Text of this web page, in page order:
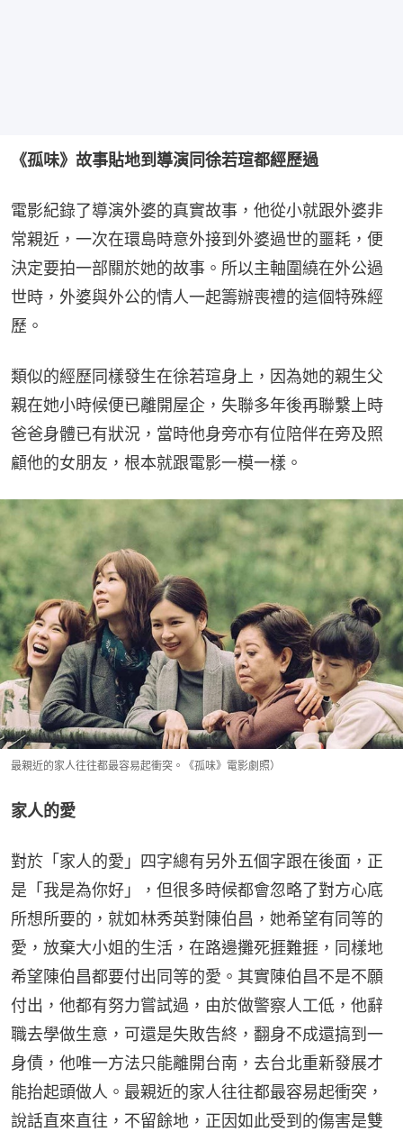
《孤味》故事貼地到導演同徐若瑄都經歷過
電影紀錄了導演外婆的真實故事，他從小就跟外婆非
常親近，一次在環島時意外接到外婆過世的噩耗，便
決定要拍一部關於她的故事。所以主軸圍繞在外公過
世時，外婆與外公的情人一起籌辦喪禮的這個特殊經
歷。
類似的經歷同樣發生在徐若瑄身上，因為她的親生父
親在她小時候便已離開屋企，失聯多年後再聯繫上時
爸爸身體已有狀況，當時他身旁亦有位陪伴在旁及照
顧他的女朋友，根本就跟電影一模一樣。
最親近的家人往往都最容易起衝突。《孤味》電影劇照）
家人的愛
對於「家人的愛」四字總有另外五個字跟在後面，正
是「我是為你好」，但很多時候都會忽略了對方心底
所想所要的，就如林秀英對陳伯昌，她希望有同等的
愛，放棄大小姐的生活，在路邊攤死捱難捱，同樣地
希望陳伯昌都要付出同等的愛。其實陳伯昌不是不願
付出，他都有努力嘗試過，由於做警察人工低，他辭
職去學做生意，可還是失敗告終，翻身不成還搞到一
身債，他唯一方法只能離開台南，去台北重新發展才
能抬起頭做人。最親近的家人往往都最容易起衝突，
說話直來直往，不留餘地，正因如此受到的傷害是雙